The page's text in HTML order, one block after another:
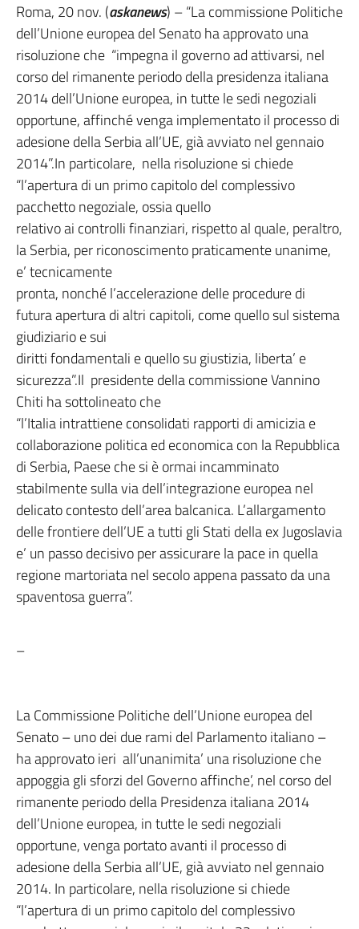
Roma, 20 nov. (askanews) – “La commissione Politiche
dell’Unione europea del Senato ha approvato una
risoluzione che “impegna il governo ad attivarsi, nel
corso del rimanente periodo della presidenza italiana
2014 dell’Unione europea, in tutte le sedi negoziali
opportune, affinché venga implementato il processo di
adesione della Serbia all’UE, già avviato nel gennaio
2014”.In particolare, nella risoluzione si chiede
“l’apertura di un primo capitolo del complessivo
pacchetto negoziale, ossia quello
relativo ai controlli finanziari, rispetto al quale, peraltro,
la Serbia, per riconoscimento praticamente unanime,
e’ tecnicamente
pronta, nonché l’accelerazione delle procedure di
futura apertura di altri capitoli, come quello sul sistema
giudiziario e sui
diritti fondamentali e quello su giustizia, liberta’ e
sicurezza”.Il presidente della commissione Vannino
Chiti ha sottolineato che
“l’Italia intrattiene consolidati rapporti di amicizia e
collaborazione politica ed economica con la Repubblica
di Serbia, Paese che si è ormai incamminato
stabilmente sulla via dell’integrazione europea nel
delicato contesto dell’area balcanica. L’allargamento
delle frontiere dell’UE a tutti gli Stati della ex Jugoslavia
e’ un passo decisivo per assicurare la pace in quella
regione martoriata nel secolo appena passato da una
spaventosa guerra”.
–
La Commissione Politiche dell’Unione europea del
Senato – uno dei due rami del Parlamento italiano –
ha approvato ieri all’unanimita’ una risoluzione che
appoggia gli sforzi del Governo affinche’, nel corso del
rimanente periodo della Presidenza italiana 2014
dell’Unione europea, in tutte le sedi negoziali
opportune, venga portato avanti il processo di
adesione della Serbia all’UE, già avviato nel gennaio
2014. In particolare, nella risoluzione si chiede
“l’apertura di un primo capitolo del complessivo